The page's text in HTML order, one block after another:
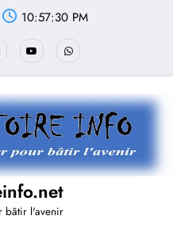
10:57:30 PM
bâtir l'avenir